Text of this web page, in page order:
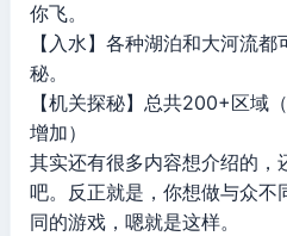
你飞。
【入水】各种湖泊和大河流
秘。
【机关探秘】总共200+区域
增加）
其实还有很多内容想介绍的，
吧。反正就是，你想做与众不
同的游戏，嗯就是这样。